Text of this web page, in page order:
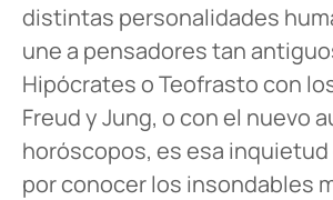
distintas personalidades
une a pensadores tan
Hipócrates o Teofrasto con
Freud y Jung, o con el nuevo
horóscopos, es esa
por conocer los insondables